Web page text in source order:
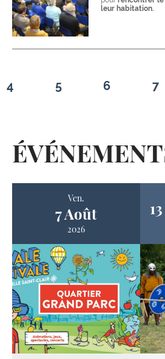
leur habitation.
4 5 6 7
Ven.
7 Août
2026